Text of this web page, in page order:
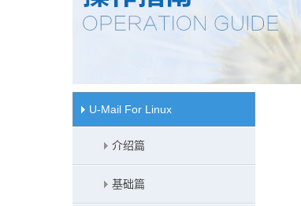
U-Mail For Linux
介绍篇
基础篇